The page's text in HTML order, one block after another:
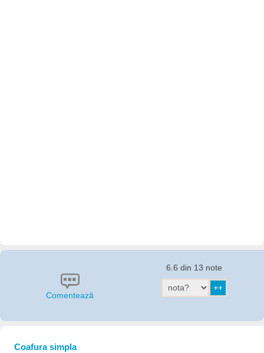
Comentează
6.6 din 13 note
Coafura simpla